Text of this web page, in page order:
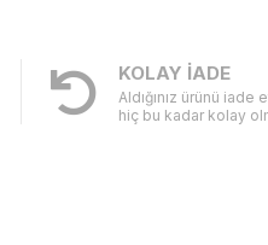
KOLAY İADE
Aldığınız ürünü iade
hiç bu kadar kolay